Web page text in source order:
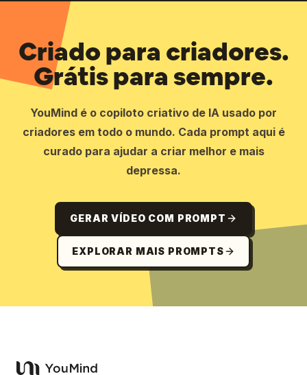
Criado para criadores.
Grátis para sempre.
YouMind é o copiloto criativo de IA usado por
criadores em todo o mundo. Cada prompt aqui é
curado para ajudar a criar melhor e mais
depressa.
GERAR VÍDEO COM PROMPT
EXPLORAR MAIS PROMPTS